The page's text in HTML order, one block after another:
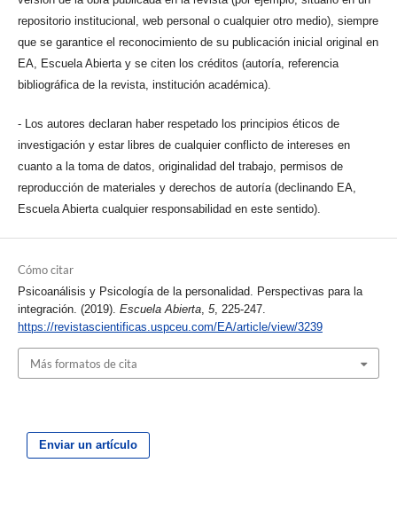
repositorio institucional, web personal o cualquier otro medio), siempre
que se garantice el reconocimiento de su publicación inicial original en
EA, Escuela Abierta y se citen los créditos (autoría, referencia
bibliográfica de la revista, institución académica).
- Los autores declaran haber respetado los principios éticos de
investigación y estar libres de cualquier conflicto de intereses en
cuanto a la toma de datos, originalidad del trabajo, permisos de
reproducción de materiales y derechos de autoría (declinando EA,
Escuela Abierta cualquier responsabilidad en este sentido).
Cómo citar
Psicoanálisis y Psicología de la personalidad. Perspectivas para la
integración. (2019). Escuela Abierta, 5, 225-247.
https://revistascientificas.uspceu.com/EA/article/view/3239
Más formatos de cita
Enviar un artículo